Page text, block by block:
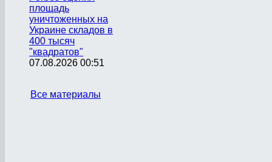
площадь
уничтоженных на
Украине складов в
400 тысяч
"квадратов"
07.08.2026 00:51
Все материалы